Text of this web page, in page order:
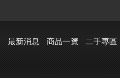
最新消息 商品一覽 二手專區